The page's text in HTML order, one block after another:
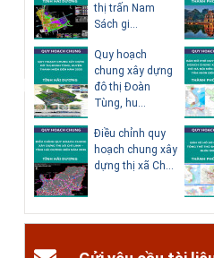
Ngoài các khách sạn và nhà nghỉ,
hướng tìm đến các homestay cho kỳ
thị trấn Nam
Sách gi...
Quy hoạch
chung xây dựng
đô thị Đoàn
Tùng, hu...
Điều chỉnh quy
hoạch chung xây
dựng thị xã Ch...